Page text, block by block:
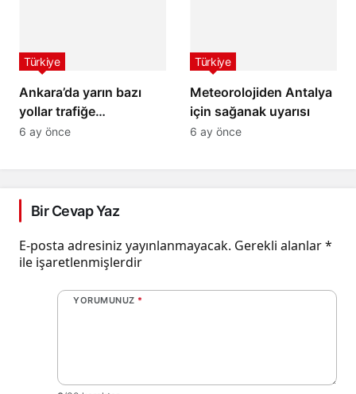
Ankara’da yarın bazı
yollar trafiğe
kapatılacak
Türkiye
6 ay önce
Meteorolojiden Antalya
için sağanak uyarısı
Türkiye
6 ay önce
Bir Cevap Yaz
E-posta adresiniz yayınlanmayacak. Gerekli alanlar*
ile işaretlenmişlerdir
YORUMUNUZ *